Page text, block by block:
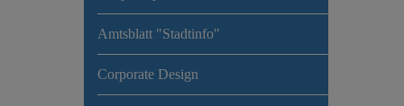
Amtsblatt "Stadtinfo"
Corporate Design